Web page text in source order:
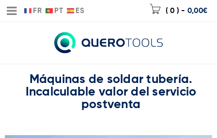
FR PT ES ( 0 ) - 0,00€
Máquinas de soldar tubería.
Incalculable valor del servicio
postventa